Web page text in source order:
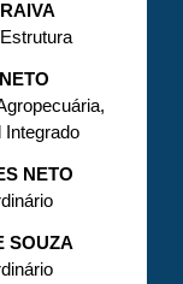
Integrado
NETO
SOUZA